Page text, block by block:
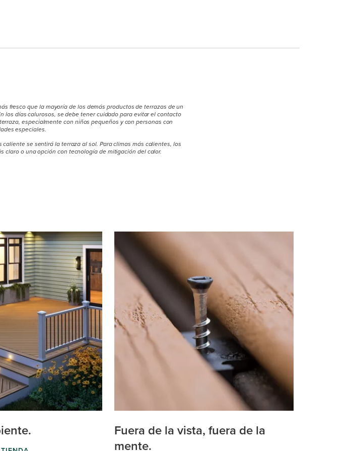
fresco que la mayoría de los demás productos de terrazas de un
los días calurosos, se debe tener cuidado para evitar el contacto
especialmente con niños pequeños y con personas con
especiales.
se sentirá la terraza al sol. Para climas más calientes, los
claro o una opción con tecnología de mitigación del calor.
Fuera de la vista, fuera de la
mente.